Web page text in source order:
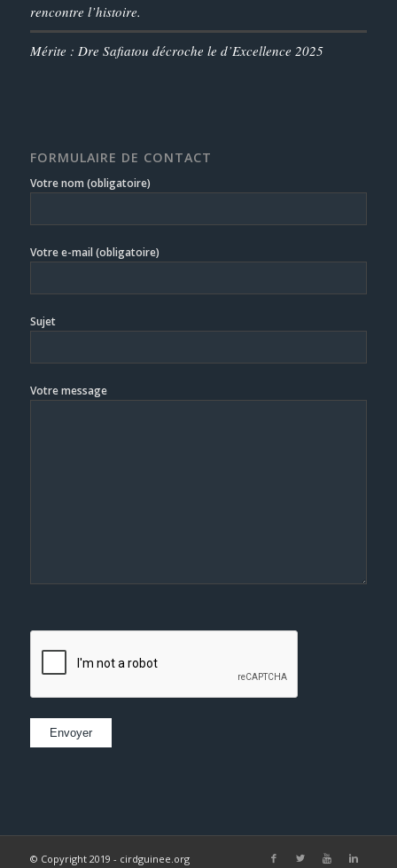
rencontre l’histoire.
Mérite : Dre Safiatou décroche le d’Excellence 2025
FORMULAIRE DE CONTACT
Votre nom (obligatoire)
Votre e-mail (obligatoire)
Sujet
Votre message
© Copyright 2019 - cirdguinee.org